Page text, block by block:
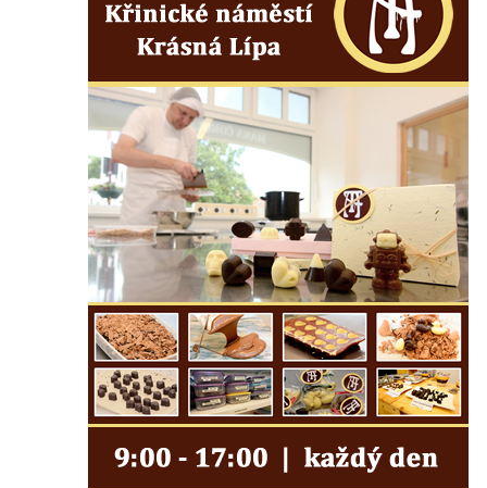
Kříž u cesty mezi Růžovou a Kamenickou
Strání
Kříž u severní zdi kostela Nalezení svatého
Kříže ve Frýdlantu
Kříž na Křížové cestě na Křížovém vrchu ve
Frýdlantu
Centrální kříž hřbitova ve Sloupu v Čechách
Kříž u koryta náhonu na Chřibské Kamenici
Kříž na Strážném vrchu v Rumburku
Kříž poblíž Ovčího mostu u Tisové
Kříž u kaple svatých Cyrila a Metoděje v
Kunraticích u Šluknova
Kříž na zahradě u domu ev. č. 11 v